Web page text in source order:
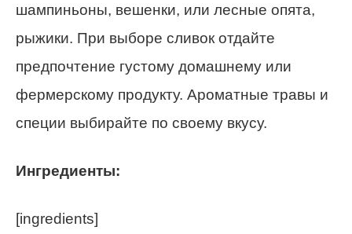
шампиньоны, вешенки, или лесные опята,
рыжики. При выборе сливок отдайте
предпочтение густому домашнему или
фермерскому продукту. Ароматные травы и
специи выбирайте по своему вкусу.
Ингредиенты:
[ingredients]